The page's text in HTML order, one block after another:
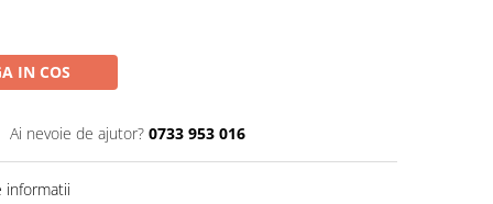
IN COS
Ai nevoie de ajutor? 0733 953 016
informatii